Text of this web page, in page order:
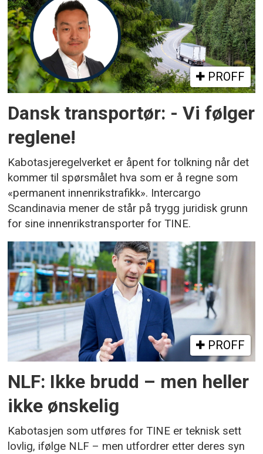
PROFF
Dansk transportør: - Vi følger
reglene!
Kabotasjeregelverket er åpent for tolkning når det
kommer til spørsmålet hva som er å regne som
«permanent innenrikstrafikk». Intercargo
Scandinavia mener de står på trygg juridisk grunn
for sine innenrikstransporter for TINE.
PROFF
NLF: Ikke brudd – men heller
ikke ønskelig
Kabotasjen som utføres for TINE er teknisk sett
lovlig, ifølge NLF – men utfordrer etter deres syn